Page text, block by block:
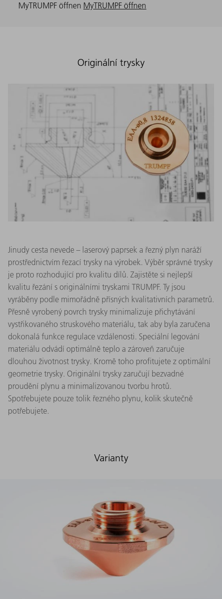
MyTRUMPF öffnen MyTRUMPF öffnen
Originální trysky
Jinudy cesta nevede – laserový paprsek a řezný plyn naráží
prostřednictvím řezací trysky na výrobek. Výběr správné trysky
je proto rozhodující pro kvalitu dílů. Zajistěte si nejlepší
kvalitu řezání s originálními tryskami TRUMPF. Ty jsou
vyráběny podle mimořádně přísných kvalitativních parametrů.
Přesně vyrobený povrch trysky minimalizuje přichytávání
vystřikovaného struskového materiálu, tak aby byla zaručena
dokonalá funkce regulace vzdálenosti. Speciální legování
materiálu odvádí optimálně teplo a zároveň zaručuje
dlouhou životnost trysky. Kromě toho profitujete z optimální
geometrie trysky. Originální trysky zaručují bezvadné
proudění plynu a minimalizovanou tvorbu hrotů.
Spotřebujete pouze tolik řezného plynu, kolik skutečně
potřebujete.
Varianty